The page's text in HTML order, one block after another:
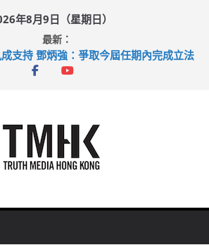
年8月9日（星期日）
最新：
身賽挫維拉 啟德主場館奪錦標
成支持 鄧炳強：爭取今屆任期內完成立法